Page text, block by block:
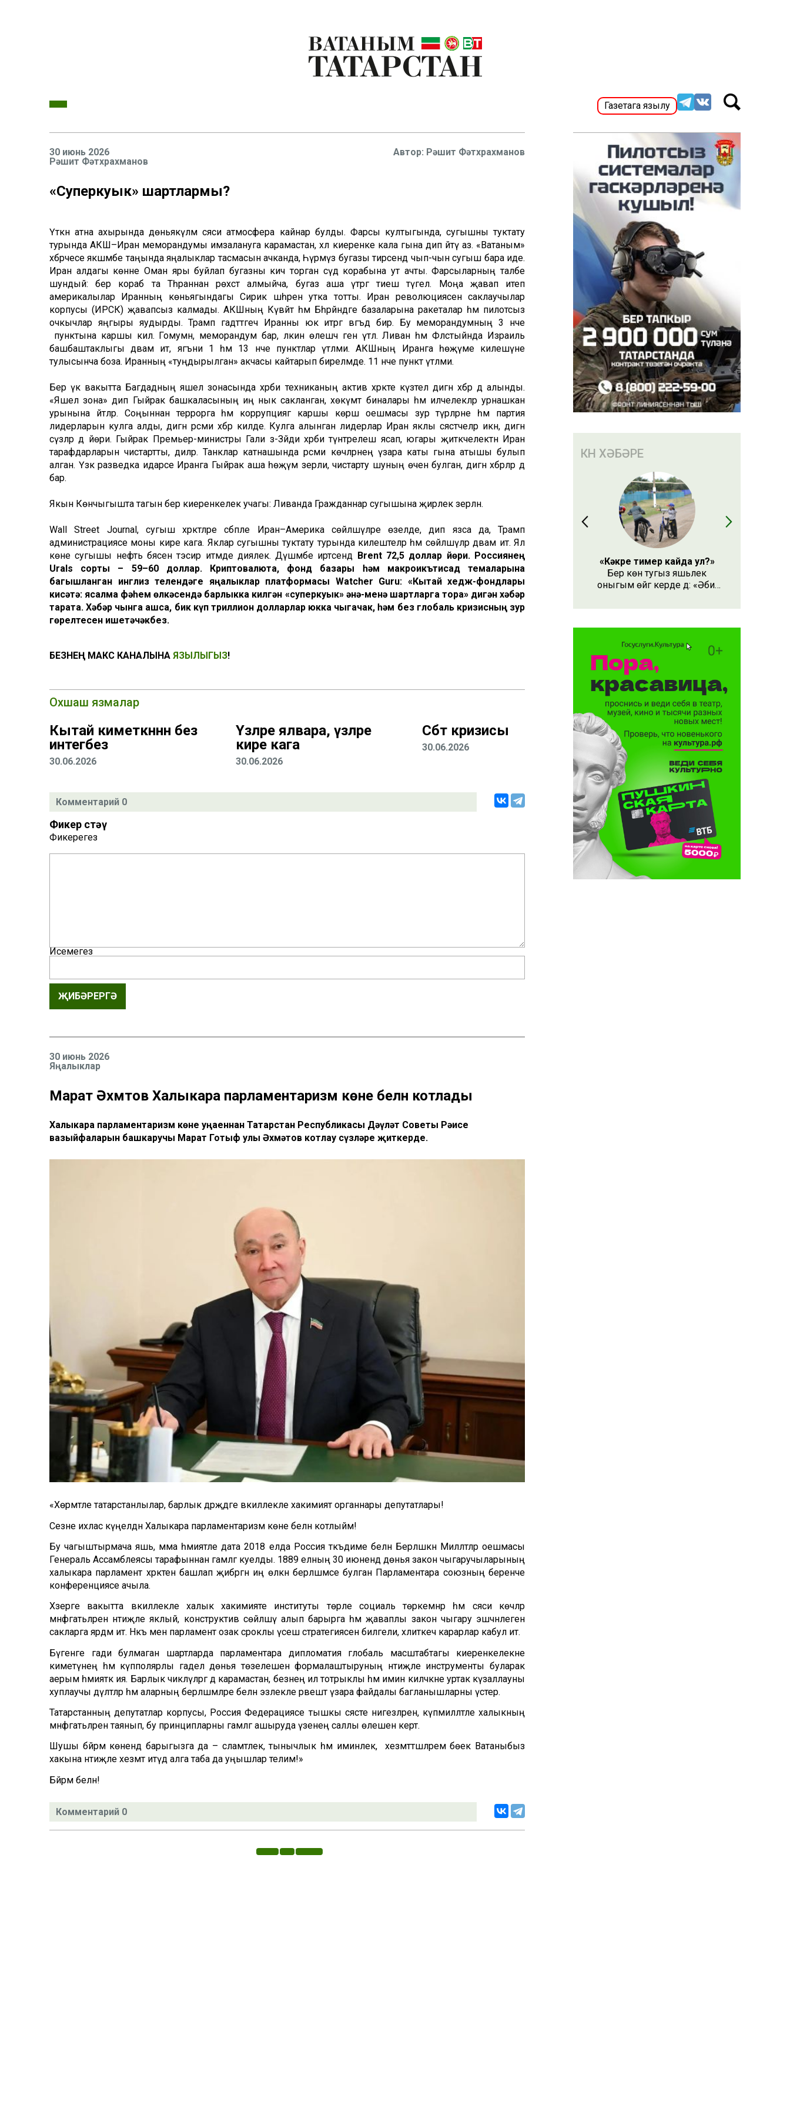
Газетага язылу
30 июнь 2026
Рәшит Фәтхрахманов
Рәшит Фәтхрахманов
«Суперкуык» шартлармы?
Үткән атна ахырында дөньякүләм сәяси атмосфера кайнар булды. Фарсы култыгында, сугышны туктату
турында АКШ–Иран меморандумы имзалануга карамастан, хәл киеренке кала гына дип әйтү аз. «Ватаным»
хәбәрчесе якшәмбе таңында яңалыклар тасмасын ачканда, Һүрмүз бугазы тирәсендә чып-чын сугыш бара иде.
Иран алдагы көнне Оман яры буйлап бугазны кичә торган сәүдә корабына ут ачты. Фарсыларның таләбе
шундый: бер кораб та Тәһраннан рөхсәт алмыйча, бугаз аша үтәргә тиеш түгел. Моңа җавап итеп
америкалылар Иранның көньягындагы Сирик шәһәрен утка тотты. Иран революциясен саклаучылар
корпусы (ИРСК) җавапсыз калмады. АКШның Күвәйт һәм Бәһрәйндәге базаларына ракеталар һәм пилотсыз
очкычлар яңгыры яудырды. Трамп гадәттәгечә Иранны юк итәргә вәгъдә бирә. Бу меморандумның 3 нче
пунктына каршы килә. Гомумән, меморандум бар, ләкин өлешчә генә үтәлә. Ливан һәм Фәләстыйнда Израиль
башбаштаклыгы дәвам итә, ягъни 1 һәм 13 нче пунктлар үтәлми. АКШның Иранга һөҗүме килешүне
тулысынча боза. Иранның «туңдырылган» акчасы кайтарып бирелмәде. 11 нче пункт үтәлми.
Бер үк вакытта Багдадның яшел зонасында хәрби техниканың актив хәрәкәте күзәтелә дигән хәбәр дә алынды.
«Яшел зона» дип Гыйрак башкаласының иң нык сакланган, хөкүмәт биналары һәм илчелекләр урнашкан
урынына әйтәләр. Соңыннан террорга һәм коррупциягә каршы көрәш оешмасы зур түрәләрне һәм партия
лидерларын кулга алды, дигән рәсми хәбәр килде. Кулга алынган лидерлар Иран яклы сәясәтчеләр икән, дигән
сүзләр дә йөри. Гыйрак Премьер-министры Гали әз-Зәйди хәрби түнтәрелеш ясап, югары җитәкчелектән Иран
тарафдарларын чистартты, диләр. Танклар катнашында рәсми көчләрнең үзара каты гына атышы булып
алган. Үзәк разведка идарәсе Иранга Гыйрак аша һөҗүм әзерли, чистарту шуның өчен булган, дигән хәбәрләр дә
бар.
Якын Көнчыгышта тагын бер киеренкелек учагы: Ливанда Гражданнар сугышына җирлек әзерләнә.
Wall Street Journal, сугыш хәрәкәтләре сәбәпле Иран–Америка сөйләшүләре өзелде, дип язса да, Трамп
администрациясе моны кире кага. Яклар сугышны туктату турында килештеләр һәм сөйләшүләр дәвам итә. Ял
көне сугышы нефть бәясенә тәэсир итмәде диялек. Дүшәмбе иртәсендә Brent 72,5 доллар йөри. Россиянең
Urals сорты – 59–60 доллар. Криптовалюта, фонд базары һәм макроикътисад темаларына
багышланган инглиз телендәге яңалыклар платформасы Watcher Guru: «Кытай хедж-фондлары
кисәтә: ясалма фәһем өлкәсендә барлыкка килгән «суперкуык» әнә-менә шартларга тора» дигән хәбәр
тарата. Хәбәр чынга ашса, бик күп триллион долларлар юкка чыгачак, һәм без глобаль кризисның зур
гөрелтесен ишетәчәкбез.
БЕЗНЕҢ МАКС КАНАЛЫНА ЯЗЫЛЫГЫЗ!
Охшаш язмалар
Кытай киметкәннән без
интегәбез
30.06.2026
Үзләре ялвара, үзләре
кире кага
30.06.2026
Сәбтә кризисы
30.06.2026
Комментарий 0
Фикер өстәү
Фикерегез
Исемегез
ҖИБӘРЕРГӘ
30 июнь 2026
Яңалыклар
Марат Әхмәтов Халыкара парламентаризм көне белән котлады
Халыкара парламентаризм көне уңаеннан Татарстан Республикасы Дәүләт Советы Рәисе
вазыйфаларын башкаручы Марат Готыф улы Әхмәтов котлау сүзләре җиткерде.
«Хөрмәтле татарстанлылар, барлык дәрәҗәдәге вәкиллекле хакимият органнары депутатлары!
Сезне ихлас күңелдән Халыкара парламентаризм көне белән котлыйм!
Бу чагыштырмача яшь, әмма әһәмиятле дата 2018 елда Россия тәкъдиме белән Берләшкән Милләтләр оешмасы
Генераль Ассамблеясы тарафыннан гамәлгә куелды. 1889 елның 30 июнендә дөнья закон чыгаручыларының
халыкара парламент хәрәкәтен башлап җибәргән иң өлкән берләшмәсе булган Парламентара союзның беренче
конференциясе ачыла.
Хәзерге вакытта вәкиллекле халык хакимияте институты төрле социаль төркемнәр һәм сәяси көчләр
мәнфәгатьләрен нәтиҗәле яклый, конструктив сөйләшү алып барырга һәм җаваплы закон чыгару эшчәнлеген
сакларга ярдәм итә. Нәкъ менә парламент озак сроклы үсеш стратегиясен билгели, хәлиткеч карарлар кабул итә.
Бүгенге гади булмаган шартларда парламентара дипломатия глобаль масштабтагы киеренкелекне
киметүнең һәм күпполярлы гадел дөнья төзелешен формалаштыруның нәтиҗәле инструменты буларак
аерым әһәмияткә ия. Барлык чикләүләргә дә карамастан, безнең ил тотрыклы һәм имин киләчәкне уртак күзаллауны
хуплаучы дәүләтләр һәм аларның берләшмәләре белән эзлекле рәвештә үзара файдалы багланышларны үстерә.
Татарстанның депутатлар корпусы, Россия Федерациясе тышкы сәясәте нигезләренә, күпмилләтле халыкның
мәнфәгатьләренә таянып, бу принципларны гамәлгә ашыруда үзенең саллы өлешен кертә.
Шушы бәйрәм көнендә барыгызга да – сәламәтлек, тынычлык һәм иминлек, ә хезмәттәшләремә бөек Ватаныбыз
хакына нәтиҗәле хезмәт итүдә алга таба да уңышлар телим!»
Бәйрәм белән!
Комментарий 0
КӨН ХӘБӘРЕ
«Кәкре тимер кайда ул?»
Бер көн тугыз яшьлек
оныгым өйгә керде дә: «Әби,
ул?» – дип сорады.